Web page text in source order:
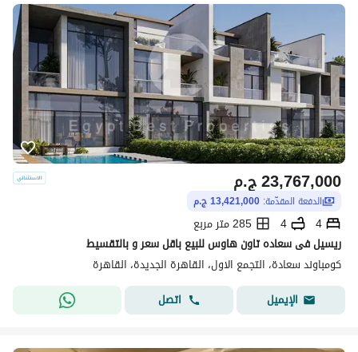
ج.م23,767,000
الدفعة المقدّمة: 13,421,000 ج.م
4
4
285 متر مربع
ريسيل فى سعاده تاون هاوس للبيع باقل سعر و بالتقسيط
كومباوند سعادة، التجمع الاول، القاهرة الجديدة، القاهرة
الإيميل
اتصل